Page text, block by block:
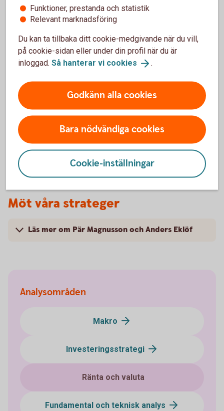
Ring 0771-22 1122
Företagskund
Ring 0771-33 4433
Besök oss
Hitta dittbankkontor
Möt våra strateger
Läs mer om Pär Magnusson och Anders Eklöf
Analysområden
Makro
Investeringsstrategi
Ränta och valuta
Fundamental och teknisk analys
Funktioner, prestanda och statistik
Relevant marknadsföring
Du kan ta tillbaka ditt cookie-medgivande när du vill,
på cookie-sidan eller under din profil när du är
inloggad. Så hanterar vi cookies .
Godkänn alla cookies
Bara nödvändiga cookies
Cookie-inställningar